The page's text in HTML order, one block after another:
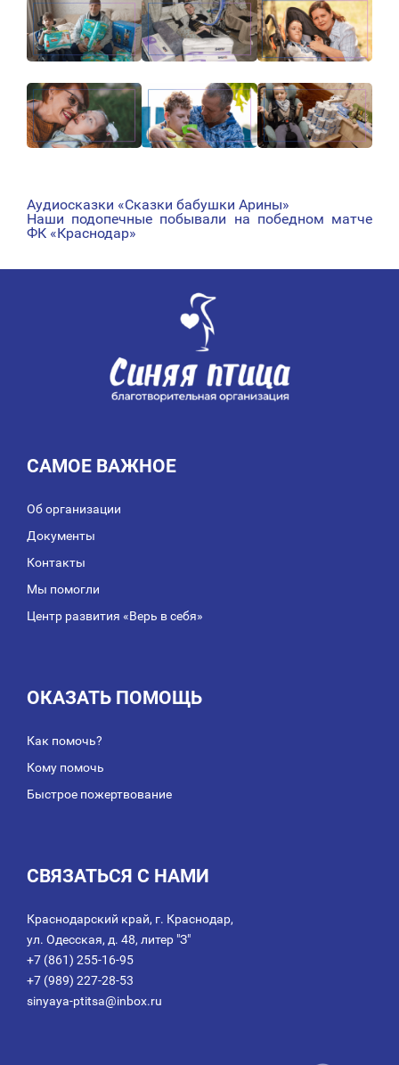
НАВИГАЦИЯ
ПО
Аудиосказки «Сказки бабушки Арины»
Наши подопечные побывали на победном матче
ФК «Краснодар»
САМОЕ ВАЖНОЕ
Об организации
Документы
Контакты
Мы помогли
Центр развития «Верь в себя»
ОКАЗАТЬ ПОМОЩЬ
Как помочь?
Кому помочь
Быстрое пожертвование
СВЯЗАТЬСЯ С НАМИ
Краснодарский край, г. Краснодар,
ул. Одесская, д. 48, литер "З"
+7 (861) 255-16-95
+7 (989) 227-28-53
sinyaya-ptitsa@inbox.ru